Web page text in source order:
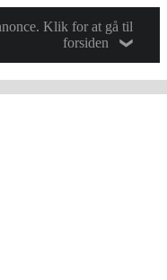
Klik for at gå til
forsiden